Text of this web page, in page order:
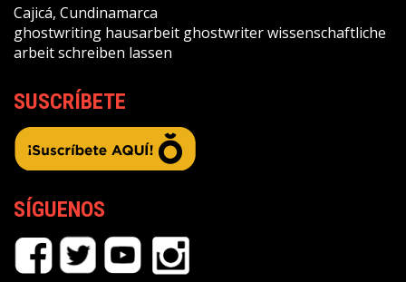
Cajicá, Cundinamarca
ghostwriting hausarbeit ghostwriterwissenschaftliche
arbeit schreiben lassen
SUSCRÍBETE
SÍGUENOS